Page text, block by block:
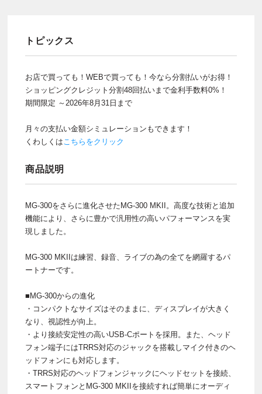
トピックス
お店で買っても！WEBで買っても！今なら分割払いがお得！
ショッピングクレジット分割48回払いまで金利手数料0%！
期間限定 ～2026年8月31日まで
月々の支払い金額シミュレーションもできます！
くわしくはこちらをクリック
商品説明
MG-300をさらに進化させたMG-300 MKII。高度な技術と追加
機能により、さらに豊かで汎用性の高いパフォーマンスを実
現しました。
MG-300 MKIIは練習、録音、ライブの為の全てを網羅するパ
ートナーです。
■MG-300からの進化
・コンパクトなサイズはそのままに、ディスプレイが大きく
なり、視認性が向上。
・より接続安定性の高いUSB-Cポートを採用。また、ヘッド
フォン端子にはTRRS対応のジャックを搭載しマイク付きのヘ
ッドフォンにも対応します。
・TRRS対応のヘッドフォンジャックにヘッドセットを接続、
スマートフォンとMG-300 MKIIを接続すれば簡単にオーディ